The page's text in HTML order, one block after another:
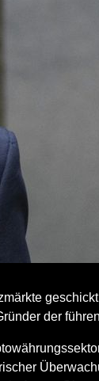
der